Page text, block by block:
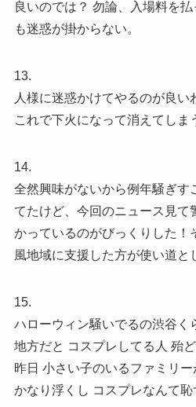
良いのでは？ 勿論、入場料を
も迷惑が掛からない。
13.
人様に迷惑かけてやるのが良い
これで下火になって消えてしま
14.
全然興味がないから例年騒ぎす
てたけど、今回のニュース見て
かっているのがびっくりした！
風地域に支援した方が使い道と
15.
ハローウィン騒いでるの渋谷く
地方だと コスプレしてる人 殆
昨日 小さい子のいるファミリ
かなり浮くし コスプレなんて恥